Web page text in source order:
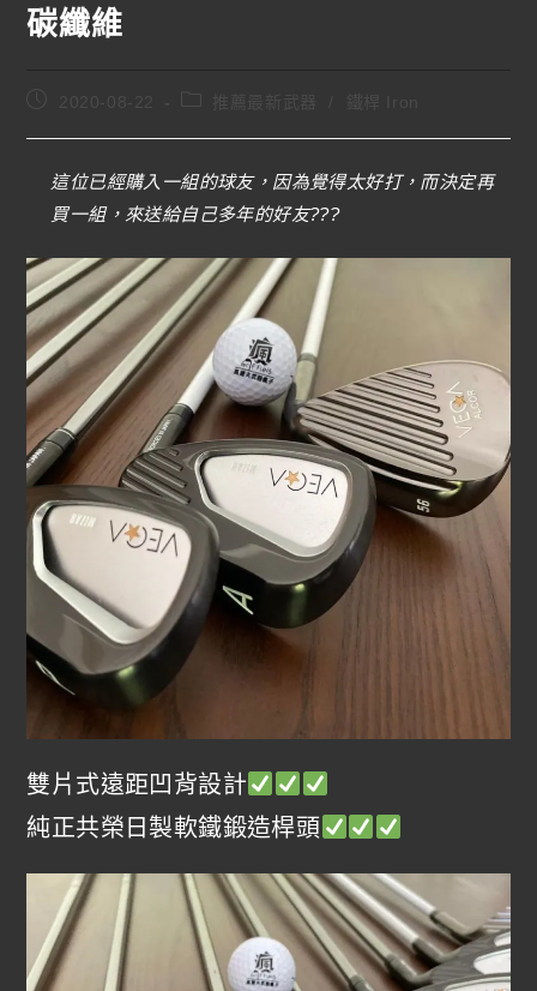
碳纖維
鐵桿 Iron
這位已經購入一組的球友，因為覺得太好打，而決定再
買一組，來送給自己多年的好友???
雙片式遠距凹背設計
純正共榮日製軟鐵鍛造桿頭